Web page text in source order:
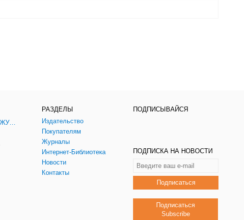
ОТДЕЛЬНЫЕ НОМЕРА ЖУРНАЛОВ
РАЗДЕЛЫ
Издательство
Покупателям
Журналы
Интернет-Библиотека
Новости
Контакты
ПОДПИСЫВАЙСЯ
ПОДПИСКА НА НОВОСТИ
Подписаться
Подписаться
Subscribe